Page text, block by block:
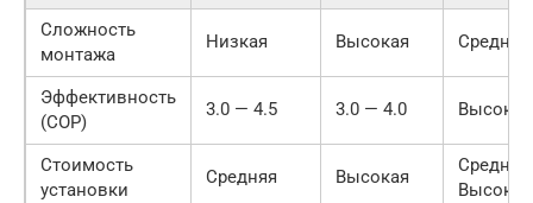
Сложность
монтажа
Низкая Высокая Средняя
Эффективность
(COP)
3.0 — 4.5 3.0 — 4.0 Высокая
Стоимость
установки
Средняя Высокая
Высокая